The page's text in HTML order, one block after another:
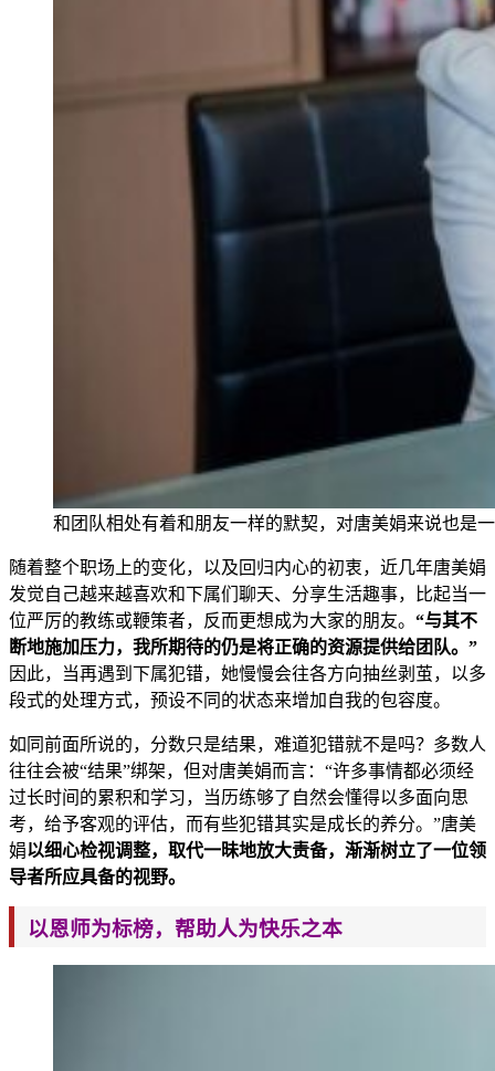
和团队相处有着和朋友一样的默契，对唐美娟来说也是
随着整个职场上的变化，以及回归内心的初衷，近几年唐美娟
发觉自己越来越喜欢和下属们聊天、分享生活趣事，比起当一
位严厉的教练或鞭策者，反而更想成为大家的朋友。 “与其不
断地施加压力，我所期待的仍是将正确的资源提供给团队。”
因此，当再遇到下属犯错，她慢慢会往各方向抽丝剥茧，以多
段式的处理方式，预设不同的状态来增加自我的包容度。
如同前面所说的，分数只是结果，难道犯错就不是吗？ 多数人
往往会被“结果”绑架，但对唐美娟而言：“许多事情都必须经
过长时间的累积和学习，当历练够了自然会懂得以多面向思
考，给予客观的评估，而有些犯错其实是成长的养分。”唐美
娟以细心检视调整，取代一昧地放大责备，渐渐树立了一位领
导者所应具备的视野。
以恩师为标榜，帮助人为快乐之本